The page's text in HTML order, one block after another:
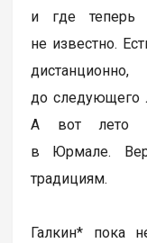
и где теперь
не известно.
до следующего
А вот лето
в Юрмале.
традициям.
Галкин* пока